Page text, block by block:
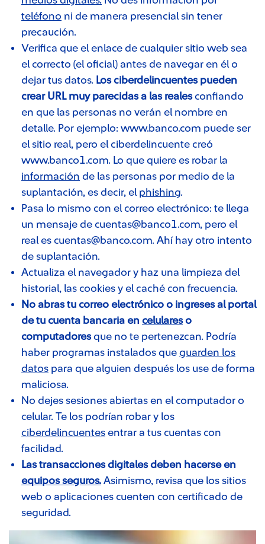
teléfono ni de manera presencial sin tener
precaución.
Verifica que el enlace de cualquier sitio web sea
el correcto (el oficial) antes de navegar en él o
dejar tus datos. Los ciberdelincuentes pueden
crear URL muy parecidas a las realesconfiando
en que las personas no verán el nombre en
detalle. Por ejemplo: www.banco.com puede ser
el sitio real, pero el ciberdelincuente creó
www.banco1.com. Lo que quiere es robar la
información de las personas por medio de la
suplantación, es decir, el phishing.
Pasa lo mismo con el correo electrónico: te llega
un mensaje de cuentas@banco1.com, pero el
real es cuentas@banco.com. Ahí hay otro intento
de suplantación.
Actualiza el navegador y haz una limpieza del
historial, las cookies y el caché con frecuencia.
No abras tu correo electrónico o ingreses al portal
de tu cuenta bancaria en celulareso
computadoresque no te pertenezcan. Podría
haber programas instalados que guarden los
datos para que alguien después los use de forma
maliciosa.
No dejes sesiones abiertas en el computador o
celular. Te los podrían robar y los
ciberdelincuentes entrar a tus cuentas con
facilidad.
Las transacciones digitales deben hacerse en
equipos seguros. Asimismo, revisa que los sitios
web o aplicaciones cuenten con certificado de
seguridad.